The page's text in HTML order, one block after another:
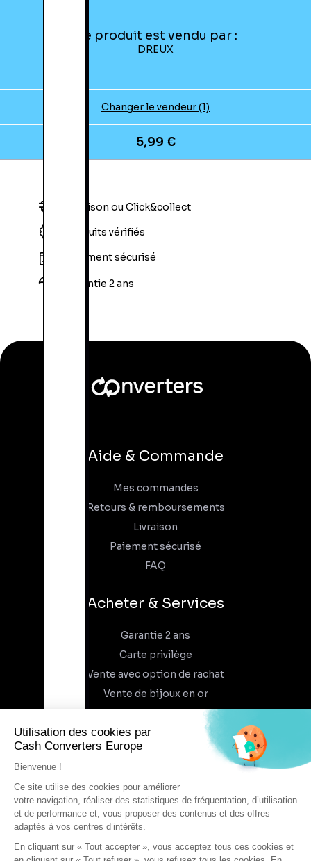
Ce produit est vendu par :
DREUX
Changer le vendeur (1)
5,99 €
Livraison ou Click&collect
Produits vérifiés
Paiement sécurisé
Garantie 2 ans
Aide & Commande
Mes commandes
Retours & remboursements
Livraison
Paiement sécurisé
FAQ
Acheter & Services
Garantie 2 ans
Carte privilège
Vente avec option de rachat
Vente de bijoux en or
À propos
Recrutement
Trouvez un magasin
Rejoindre l'aventure